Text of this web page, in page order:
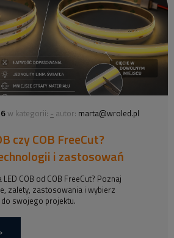
w kategorii: - autor: marta@wroled.pl
czy COB FreeCut?
i zastosowań
COB od COB FreeCut? Poznaj
zalety, zastosowania i wybierz
do swojego projektu.